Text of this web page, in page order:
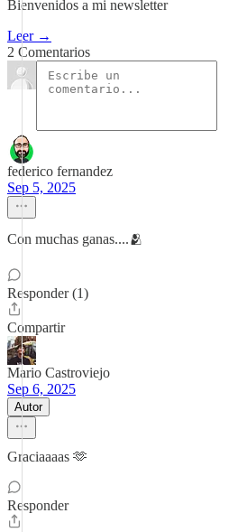
Bienvenidos a mi newsletter
Leer →
2 Comentarios
federico fernandez
Sep 5, 2025
Con muchas ganas....🫂
Responder (1)
Compartir
Mario Castroviejo
Sep 6, 2025
Autor
Graciaaaas 🫶
Responder